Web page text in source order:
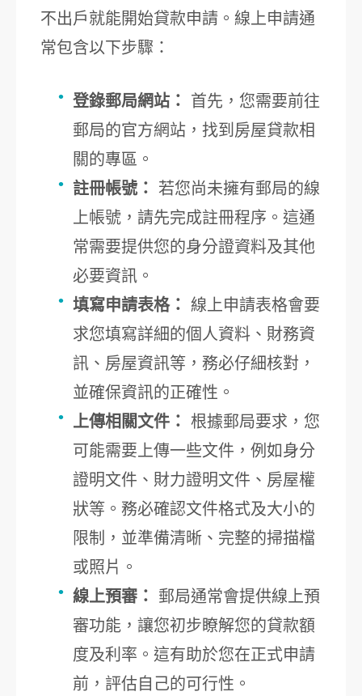
不出戶就能開始貸款申請。線上申請通
常包含以下步驟：
登錄郵局網站：
首先，您需要前往
郵局的官方網站，找到房屋貸款相
關的專區。
註冊帳號：
若您尚未擁有郵局的線
上帳號，請先完成註冊程序。這通
常需要提供您的身分證資料及其他
必要資訊。
填寫申請表格：
線上申請表格會要
求您填寫詳細的個人資料、財務資
訊、房屋資訊等，務必仔細核對，
並確保資訊的正確性。
上傳相關文件： 根據郵局要求，您
可能需要上傳一些文件，例如身分
證明文件、財力證明文件、房屋權
狀等。務必確認文件格式及大小的
限制，並準備清晰、完整的掃描檔
或照片。
線上預審：
郵局通常會提供線上預
審功能，讓您初步瞭解您的貸款額
度及利率。這有助於您在正式申請
前，評估自己的可行性。